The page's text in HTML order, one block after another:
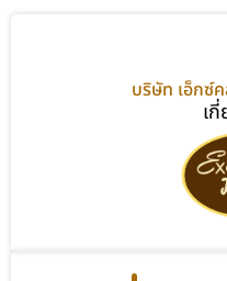
บริษัท เอ็กซ์
เ